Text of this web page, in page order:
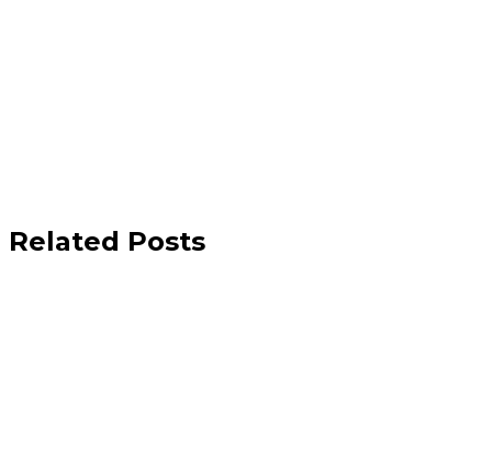
Related Posts